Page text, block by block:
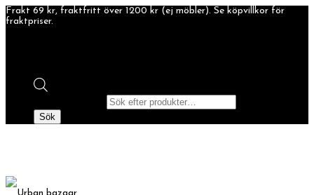
Frakt 69 kr, fraktfritt över 1200 kr (ej möbler). Se köpvillkor för
fraktpriser.
Sök